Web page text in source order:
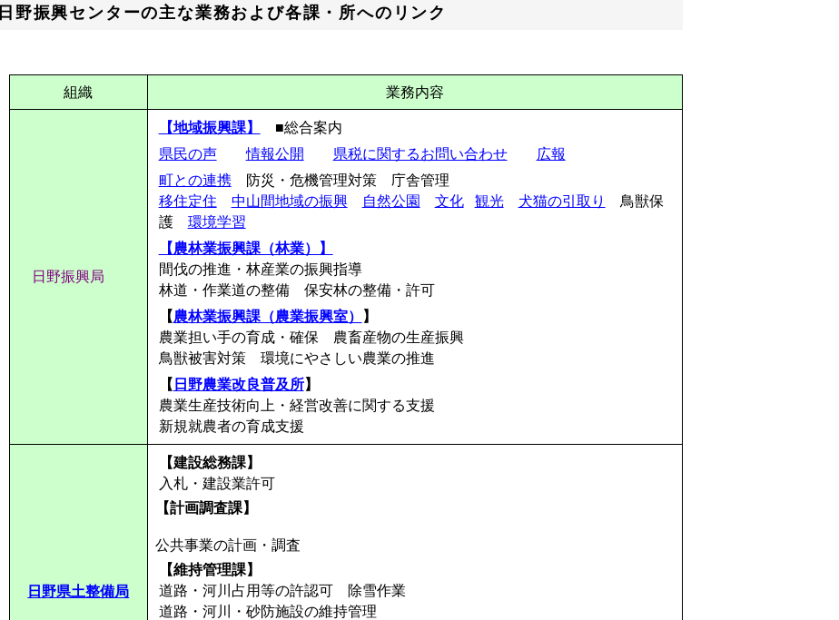
日野振興センターの主な業務および各課・所へのリンク
組織 業務内容
日野振興局
【地域振興課】 ■総合案内
県民の声
情報公開 県税に関するお問い合わせ
広報
町との連携防災・危機管理対策 庁舎管理
移住定住
中山間地域の振興 自然公園 文化 観光 犬猫の引取り
鳥獣保
護 環境学習
【農林業振興課（林業）】
間伐の推進・林産業の振興指導
林道・作業道の整備 保安林の整備・許可
【農林業振興課（農業振興室）
】
農業担い手の育成・確保 農畜産物の生産振興
鳥獣被害対策 環境にやさしい農業の推進
【 日野農業改良普及所】
農業生産技術向上・経営改善に関する支援
新規就農者の育成支援
日野県土整備局
【建設総務課】
入札・建設業許可
【計画調査課】
公共事業の計画・調査
【維持管理課】
道路・河川占用等の許認可 除雪作業
道路・河川・砂防施設の維持管理